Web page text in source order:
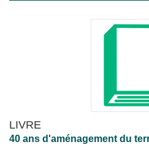
LIVRE
40 ans d'aménagement du